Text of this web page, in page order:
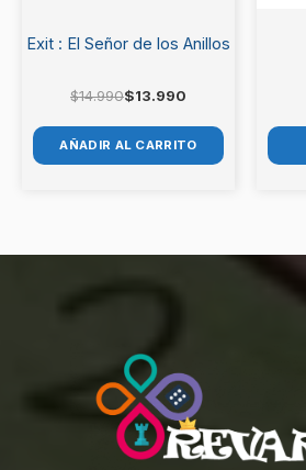
Exit : El Señor de los Anillos
$14.990$13.990
AÑADIR AL CARRITO